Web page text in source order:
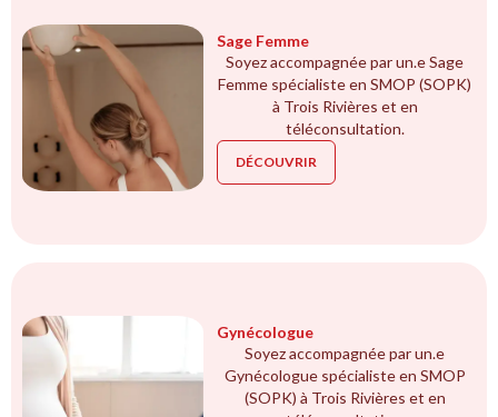
Sage Femme
Soyez accompagnée par un.e Sage
Femme spécialiste en SMOP (SOPK)
à Trois Rivières et en
téléconsultation.
DÉCOUVRIR
Gynécologue
Soyez accompagnée par un.e
Gynécologue spécialiste en SMOP
(SOPK) à Trois Rivières et en